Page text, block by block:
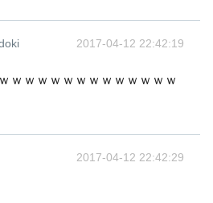
2017-04-12 22:42:19
ｗｗｗｗｗｗｗｗｗｗｗｗｗ
2017-04-12 22:42:29